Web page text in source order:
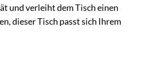
und verleiht dem Tisch einen
dieser Tisch passt sich Ihrem